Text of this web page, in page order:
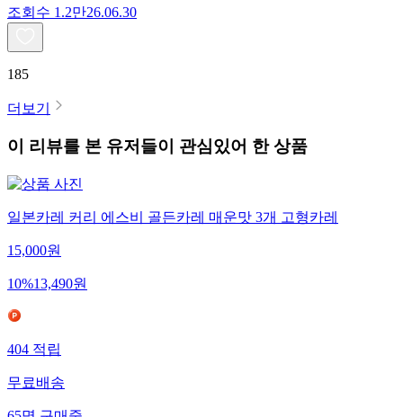
조회수 1.2만26.06.30
185
더보기
이 리뷰를 본 유저들이 관심있어 한 상품
일본카레 커리 에스비 골든카레 매운맛 3개 고형카레
15,000원
10%13,490원
404 적립
무료배송